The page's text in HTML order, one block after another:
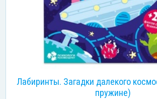
Лабиринты. Загадки далекого
пружине)